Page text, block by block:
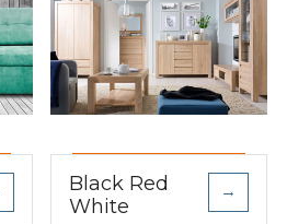
Black Red
White
→